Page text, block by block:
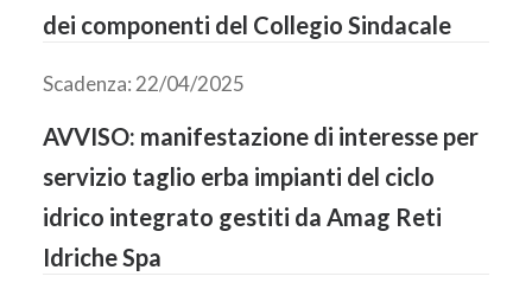
dei componenti del Collegio Sindacale
Scadenza: 22/04/2025
AVVISO: manifestazione di interesse per
servizio taglio erba impianti del ciclo
idrico integrato gestiti da Amag Reti
Idriche Spa